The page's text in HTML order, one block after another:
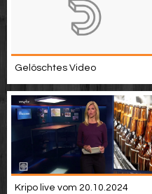
Gelöschtes Video
Kripo live vom 20.10.2024